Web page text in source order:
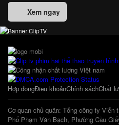
Xem ngay
Hợp đồngĐiều khoảnChính sáchChất
Cơ quan chủ quản: Tổng công ty Viễn
Phố Phạm Văn Bạch, Phường Cầu